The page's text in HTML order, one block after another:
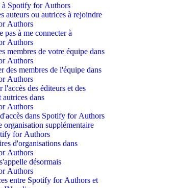
à Spotify for Authors
auteurs ou autrices à rejoindre
Authors
pas à me connecter à
Authors
membres de votre équipe dans
Authors
des membres de l'équipe dans
Authors
l'accès des éditeurs et des
autrices dans
Authors
dans Spotify for Authors
organisation supplémentaire
for Authors
d'organisations dans
Authors
désormais
Authors
entre Spotify for Authors et